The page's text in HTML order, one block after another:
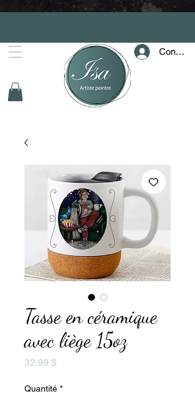
Tasse en céramique
avec liège 15oz
32,99 $
Quantité *